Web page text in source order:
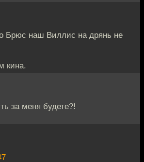
Брюс наш Виллис на дрянь не
кина.
за меня будете?!